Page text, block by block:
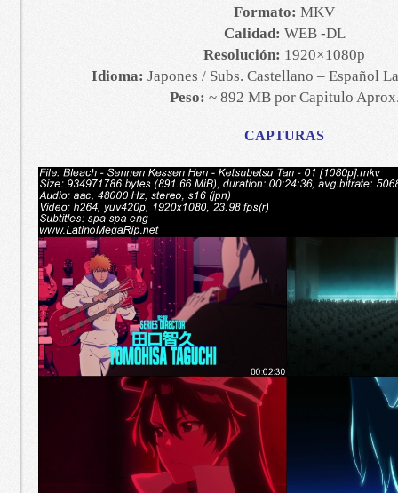
Formato: MKV
Calidad: WEB -DL
Resolución: 1920×1080p
Idioma: Japones / Subs. Castellano – Español
Peso: ~ 892 MB por Capitulo
CAPTURAS